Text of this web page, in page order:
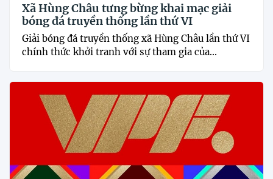
Xã Hùng Châu tưng bừng khai mạc giải
bóng đá truyền thống lần thứ VI
Giải bóng đá truyền thống xã Hùng Châu lần thứ VI
chính thức khởi tranh với sự tham gia của...